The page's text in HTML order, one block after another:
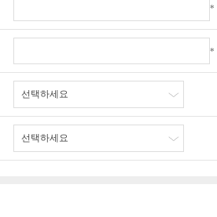
*
*
선택하세요
선택하세요